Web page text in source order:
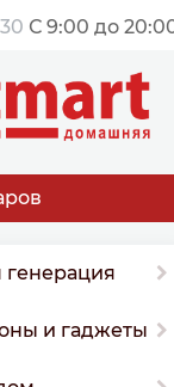
С 9:00 до
и гаджеты